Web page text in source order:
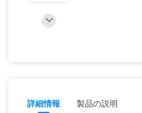
詳細情報 製品の説明